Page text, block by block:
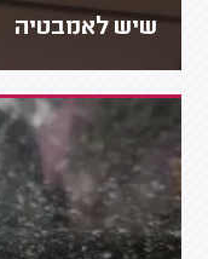
שיש לאמבטיה